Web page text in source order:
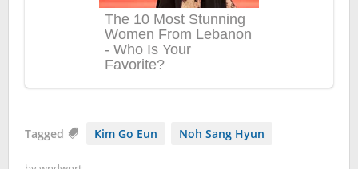
Tagged Kim Go Eun Noh Sang Hyun